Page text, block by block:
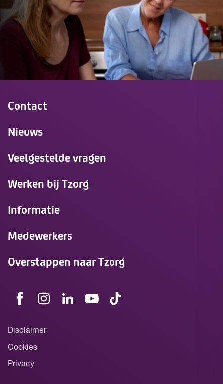
Contact
Nieuws
Veelgestelde vragen
Werken bij Tzorg
Informatie
Medewerkers
Overstappen naar Tzorg
Disclaimer
Cookies
Privacy